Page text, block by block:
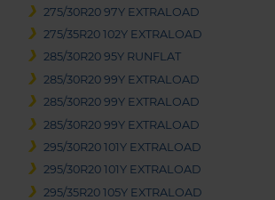
275/30R20 97Y EXTRALOAD
275/35R20 102Y EXTRALOAD
285/30R20 95Y RUNFLAT
285/30R20 99Y EXTRALOAD
285/30R20 99Y EXTRALOAD
285/30R20 99Y EXTRALOAD
295/30R20 101Y EXTRALOAD
295/30R20 101Y EXTRALOAD
295/35R20 105Y EXTRALOAD